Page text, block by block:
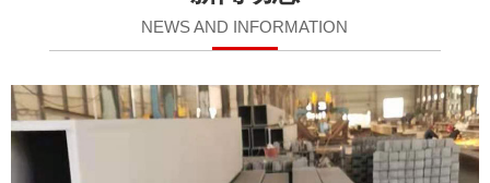
NEWS AND INFORMATION